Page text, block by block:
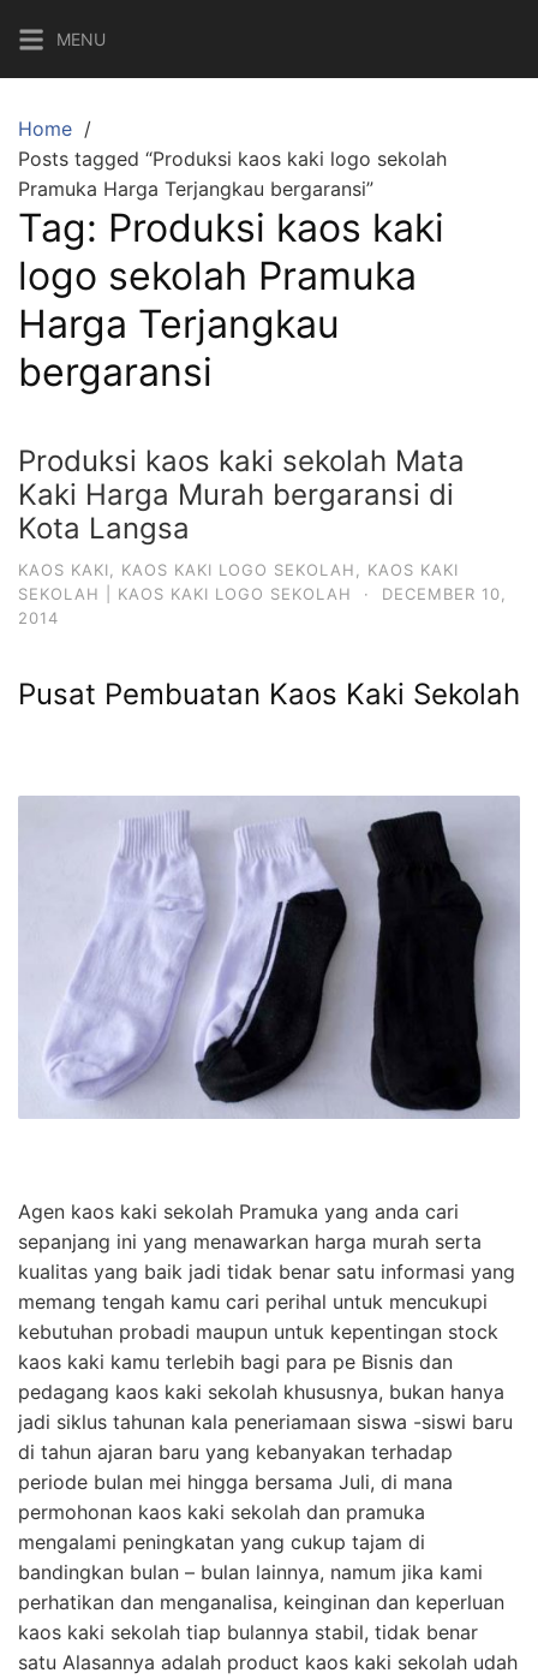
content
MENU
Home
Posts tagged “Produksi kaos kaki logo sekolah
Pramuka Harga Terjangkau bergaransi”
Tag: Produksi kaos kaki
logo sekolah Pramuka
Harga Terjangkau
bergaransi
Produksi kaos kaki sekolah Mata
Kaki Harga Murah bergaransi di
Kota Langsa
KAOS KAKI KAOS KAKI LOGO SEKOLAH
KAOS KAKI
SEKOLAH | KAOS KAKI LOGO SEKOLAH
·
DECEMBER 10,
2014
Pusat Pembuatan Kaos Kaki Sekolah
Agen kaos kaki sekolah Pramuka yang anda cari
sepanjang ini yang menawarkan harga murah serta
kualitas yang baik jadi tidak benar satu informasi yang
memang tengah kamu cari perihal untuk mencukupi
kebutuhan probadi maupun untuk kepentingan stock
kaos kaki kamu terlebih bagi para pe Bisnis dan
pedagang kaos kaki sekolah khususnya, bukan hanya
jadi siklus tahunan kala peneriamaan siswa -siswi baru
di tahun ajaran baru yang kebanyakan terhadap
periode bulan mei hingga bersama Juli, di mana
permohonan kaos kaki sekolah dan pramuka
mengalami peningkatan yang cukup tajam di
bandingkan bulan – bulan lainnya, namum jika kami
perhatikan dan menganalisa, keinginan dan keperluan
kaos kaki sekolah tiap bulannya stabil, tidak benar
satu Alasannya adalah product kaos kaki sekolah udah